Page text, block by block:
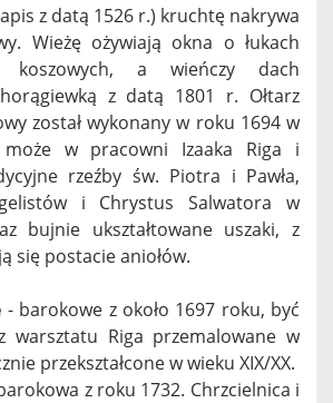
z datą 1526 r.) kruchtę nakrywa
Wieżę ożywiają okna o łukach
koszowych, a wieńczy dach
z datą 1801 r. Ołtarz
został wykonany w roku 1694 w
w pracowni Izaaka Riga i
rzeźby św. Piotra i Pawła,
i Chrystus Salwatora w
bujnie ukształtowane uszaki, z
się postacie aniołów.
- barokowe z około 1697 roku, być
warsztatu Riga przemalowane w
przekształcone w wieku XIX/XX.
z roku 1732. Chrzcielnica i